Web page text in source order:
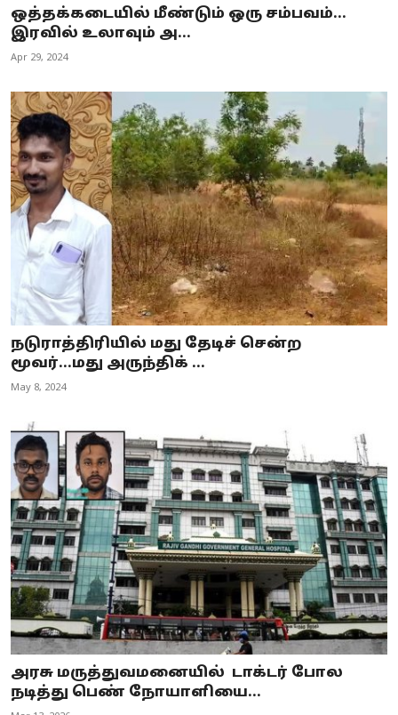
ஒத்தக்கடையில் மீண்டும் ஒரு சம்பவம்...
இரவில் உலாவும் அ...
Apr 29, 2024
நடுராத்திரியில் மது தேடிச் சென்ற
மூவர்...மது அருந்திக் ...
May 8, 2024
அரசு மருத்துவமனையில் டாக்டர் போல
நடித்து பெண் நோயாளியை...